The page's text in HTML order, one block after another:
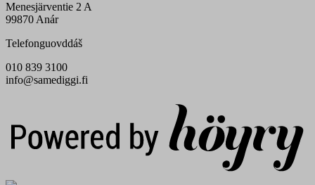
Menesjärventie 2 A
99870 Anár
Telefonguovddáš
010 839 3100
info@samediggi.fi